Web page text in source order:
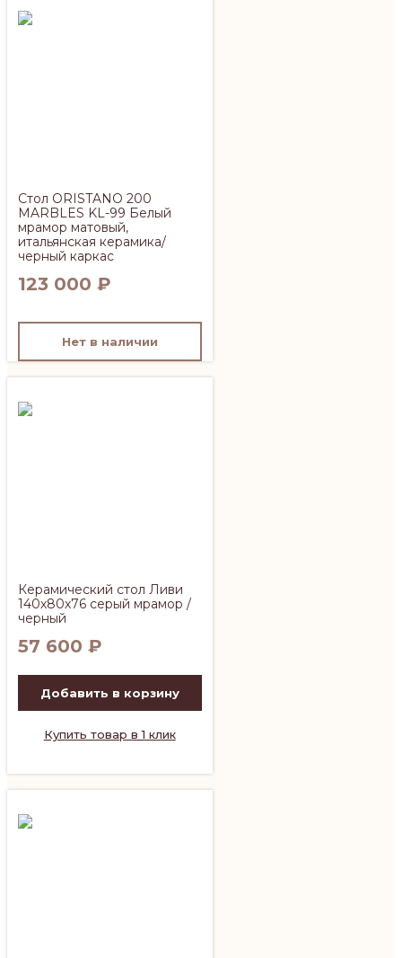
Стол ORISTANO 200
MARBLES KL-99 Белый
мрамор матовый,
итальянская керамика/
черный каркас
123 000 ₽
Нет в наличии
Керамический стол Ливи
140х80х76 серый мрамор /
черный
57 600 ₽
Добавить в корзину
Купить товар в 1 клик